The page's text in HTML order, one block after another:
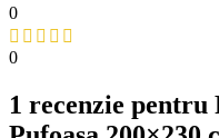
0
0
1 recenzie pentru